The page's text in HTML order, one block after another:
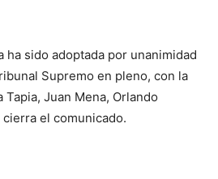
ha sido adoptada por unanimidad
Supremo en pleno, con la
Juan Mena, Orlando
cierra el comunicado.